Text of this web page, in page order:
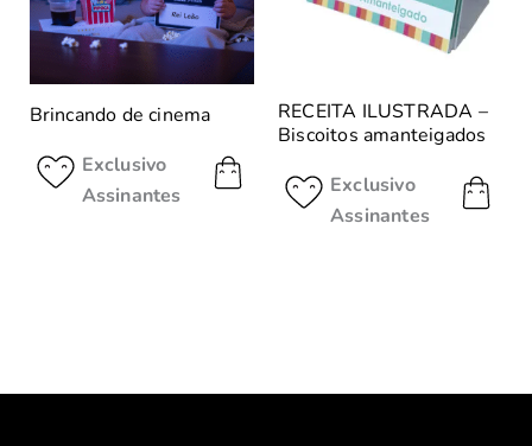
Brincando de cinema
Exclusivo
Assinantes
RECEITA ILUSTRADA –
Biscoitos amanteigados
Exclusivo
Assinantes